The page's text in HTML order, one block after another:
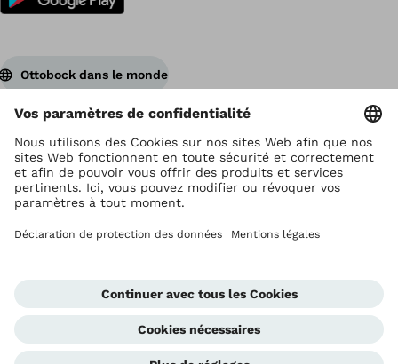
Ottobock dans le monde
Ottobock est titulaire du droit d’auteur
Paramètres de protection des données
Déclaration de confidentialité
Conditions d'utilisation
Global Website
Cellule d'alerte